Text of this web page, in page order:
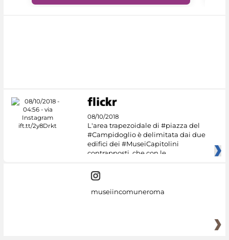
08/10/2018
L'area trapezoidale di #piazza del
#Campidoglio è delimitata dai due
edifici dei #MuseiCapitolini
contrapposti, che con le
museiincomuneroma